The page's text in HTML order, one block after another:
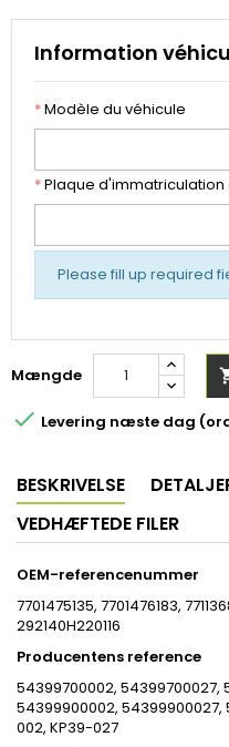
Information
*Modèle du véhicule
*Plaque
Please fill up required
Mængde
 Levering næste dag
BESKRIVELSE
VEDHÆFTEDE FILER
OEM-referencenummer
7701475135, 7701476183,
292140H220116
Producentens reference
54399700002, 54399700027,
54399900002,
002, KP39-027